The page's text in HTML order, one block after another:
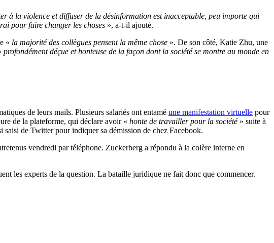
à la violence et diffuser de la désinformation est inacceptable, peu importe qui
pour faire changer les choses », a-t-il ajouté.
« la majorité des collègues pensent la même chose ». De son côté, Katie Zhu, une
profondément déçue et honteuse de la façon dont la société se montre au monde en
de leurs mails. Plusieurs salariés ont entamé une manifestation virtuelle pour
de la plateforme, qui déclare avoir « honte de travailler pour la société» suite à
de Twitter pour indiquer sa démission de chez Facebook.
vendredi par téléphone. Zuckerberg a répondu à la colère interne en
les experts de la question. La bataille juridique ne fait donc que commencer.